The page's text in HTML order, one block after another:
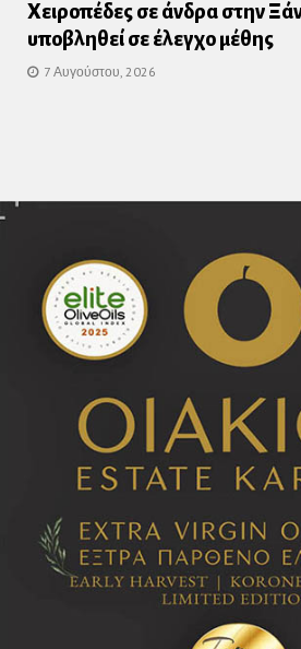
Χειροπέδες σε άνδρα στην
υποβληθεί σε έλεγχο μέθης
7 Αυγούστου, 2026